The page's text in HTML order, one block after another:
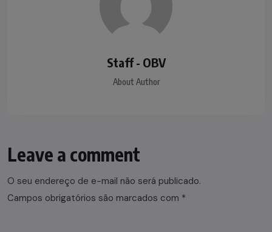
Staff - OBV
About Author
Leave a comment
O seu endereço de e-mail não será publicado.
Campos obrigatórios são marcados com *